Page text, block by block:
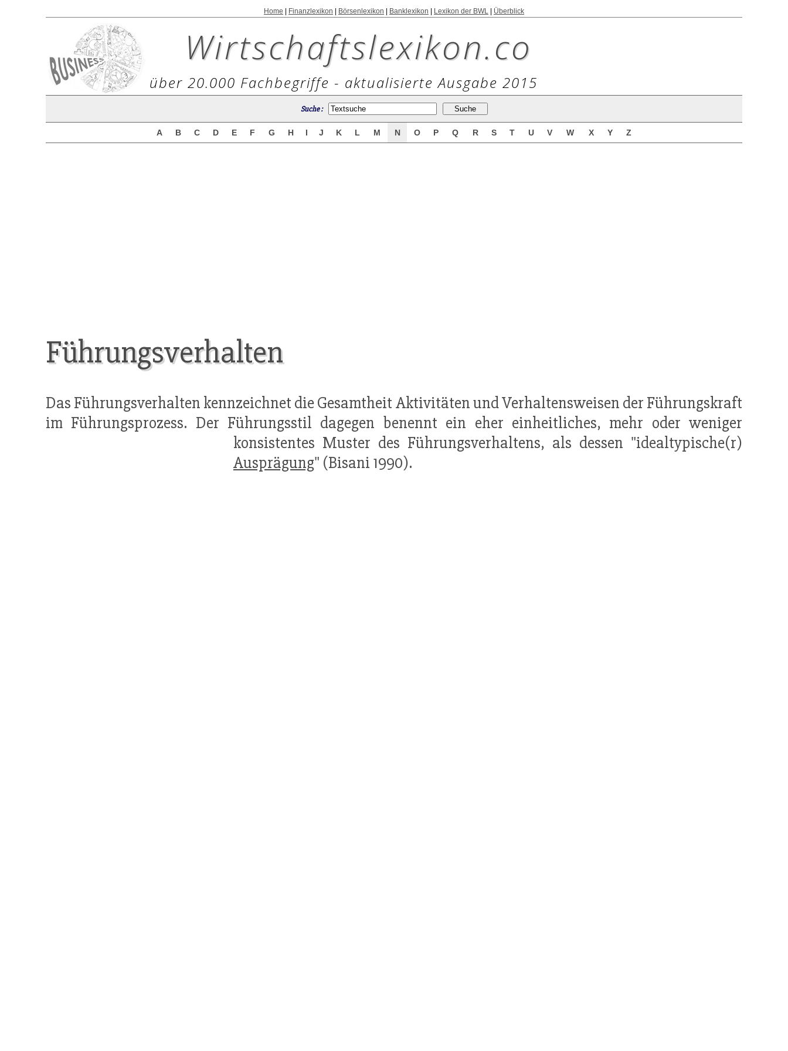
Home Finanzlexikon Börsenlexikon Banklexikon Lexikon der BWL Überblick
Wirtschaftslexikon.co
über 20.000 Fachbegriffe - aktualisierte Ausgabe 2015
Suche :
A B C D E F G H I J K L M N O P Q R S T U V W X Y Z
Führungsverhalten
Das Führungsverhalten kennzeichnet die Gesamtheit Aktivitäten und Verhaltensweisen der Führungskraft
im Führungsprozess. Der Führungsstil dagegen benennt ein eher einheitliches, mehr oder weniger
konsistentes Muster des Führungsverhaltens, als dessen "idealtypische(r)
Ausprägung" (Bisani 1990).